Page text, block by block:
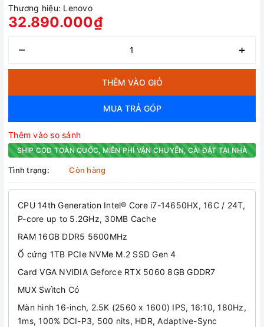
Thương hiệu: Lenovo
32.890.000₫
– +
THÊM VÀO GIỎ
MUA TRẢ GÓP
Thêm vào so sánh
SHIP COD TOÀN QUỐC, MIỄN PHÍ VẬN CHUYỂN, CÀI ĐẶT TẠI NHÀ
Tình trạng: Còn hàng
CPU 14th Generation Intel® Core i7-14650HX, 16C / 24T,
P-core up to 5.2GHz, 30MB Cache
RAM 16GB DDR5 5600MHz
Ổ cứng 1TB PCIe NVMe M.2 SSD Gen 4
Card VGA NVIDIA Geforce RTX 5060 8GB GDDR7
MUX Swìtch Có
Màn hình 16-inch, 2.5K (2560 x 1600) IPS, 16:10, 180Hz,
1ms, 100% DCI-P3, 500 nits, HDR, Adaptive-Sync